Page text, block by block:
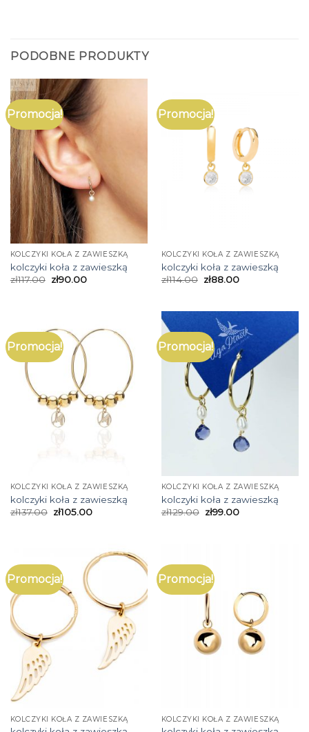
PODOBNE PRODUKTY
Promocja!
KOLCZYKI KOŁA Z ZAWIESZKĄ
kolczyki koła z zawieszką
zł117.00 zł90.00
Promocja!
KOLCZYKI KOŁA Z ZAWIESZKĄ
kolczyki koła z zawieszką
zł114.00 zł88.00
Promocja!
KOLCZYKI KOŁA Z ZAWIESZKĄ
kolczyki koła z zawieszką
zł137.00 zł105.00
Promocja!
KOLCZYKI KOŁA Z ZAWIESZKĄ
kolczyki koła z zawieszką
zł129.00 zł99.00
Promocja!
KOLCZYKI KOŁA Z ZAWIESZKĄ
Promocja!
KOLCZYKI KOŁA Z ZAWIESZKĄ